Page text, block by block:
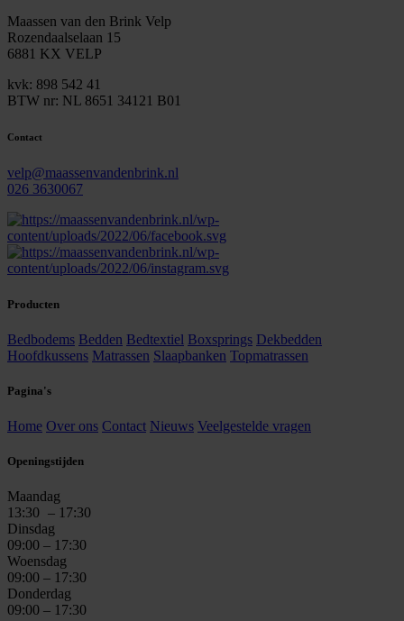
Maassen van den Brink Velp
Rozendaalselaan 15
6881 KX VELP
kvk: 898 542 41
BTW nr: NL 8651 34121 B01
Contact
velp@maassenvandenbrink.nl
026 3630067
Producten
Bedbodems Bedden Bedtextiel Boxsprings Dekbedden
Hoofdkussens Matrassen Slaapbanken Topmatrassen
Pagina's
Home Over ons Contact Nieuws Veelgestelde vragen
Openingstijden
Maandag
13:30 – 17:30
Dinsdag
09:00 – 17:30
Woensdag
09:00 – 17:30
Donderdag
09:00 – 17:30